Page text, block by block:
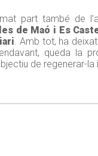
part també de
de Maó i Es
. Amb tot, ha
queda la
de regenerar-